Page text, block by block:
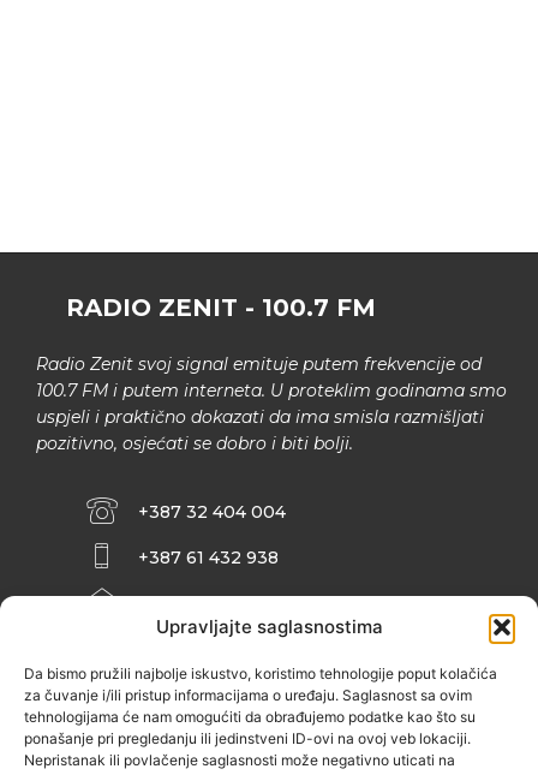
Upravljajte saglasnostima
Da bismo pružili najbolje iskustvo, koristimo tehnologije poput kolačića
za čuvanje i/ili pristup informacijama o uređaju. Saglasnost sa ovim
tehnologijama će nam omogućiti da obrađujemo podatke kao što su
ponašanje pri pregledanju ili jedinstveni ID-ovi na ovoj veb lokaciji.
Nepristanak ili povlačenje saglasnosti može negativno uticati na
RADIO ZENIT - 100.7 FM
Radio Zenit svoj signal emituje putem frekvencije od
100.7 FM i putem interneta. U proteklim godinama smo
uspjeli i praktično dokazati da ima smisla razmišljati
pozitivno, osjećati se dobro i biti bolji.
+387 32 404 004
+387 61 432 938
INFO@ZENIT.BA
ZENIČANKA, 3. SPRAT), 72000 ZENICA